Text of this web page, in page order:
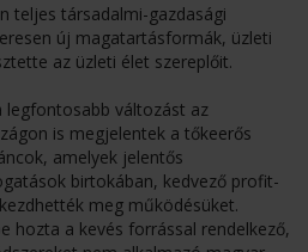
teljes társadalmi-gazdasági
új magatartásformák, üzleti
az üzleti élet szereplőit.
legfontosabb változást az
is megjelentek a tőkeerős
amelyek jelentős
birtokában, kedvező profit-
meg működésüket.
hozta a kevés forrással rendelkező,